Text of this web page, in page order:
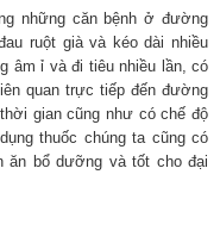
những căn bệnh ở đường
ruột già và kéo dài nhiều
âm ỉ và đi tiêu nhiều lần, có
quan trực tiếp đến đường
gian cũng như có chế độ
thuốc chúng ta cũng có
ăn bổ dưỡng và tốt cho đại